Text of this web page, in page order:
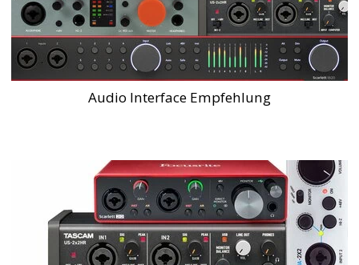
Audio Interface Empfehlung